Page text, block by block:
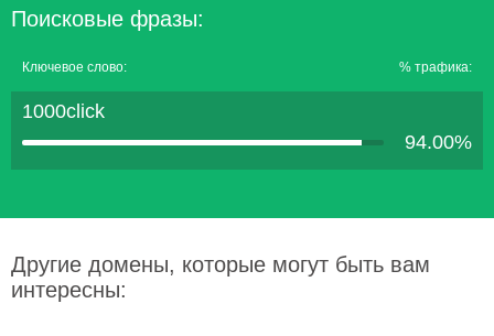
Поисковые фразы:
Ключевое слово: % трафика:
1000click
94.00%
Другие домены, которые могут быть вам
интересны: